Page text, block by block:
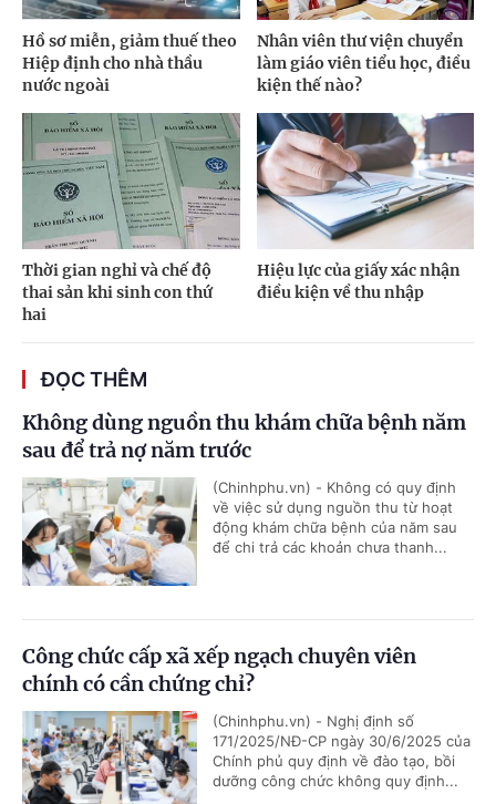
Hồ sơ miễn, giảm thuế theo
Hiệp định cho nhà thầu
nước ngoài
Nhân viên thư viện chuyển
làm giáo viên tiểu học, điều
kiện thế nào?
Thời gian nghỉ và chế độ
thai sản khi sinh con thứ
hai
Hiệu lực của giấy xác nhận
điều kiện về thu nhập
ĐỌC THÊM
Không dùng nguồn thu khám chữa bệnh năm
sau để trả nợ năm trước
(Chinhphu.vn) - Không có quy định
về việc sử dụng nguồn thu từ hoạt
động khám chữa bệnh của năm sau
để chi trả các khoản chưa thanh...
Công chức cấp xã xếp ngạch chuyên viên
chính có cần chứng chỉ?
(Chinhphu.vn) - Nghị định số
171/2025/NĐ-CP ngày 30/6/2025 của
Chính phủ quy định về đào tạo, bồi
dưỡng công chức không quy định...